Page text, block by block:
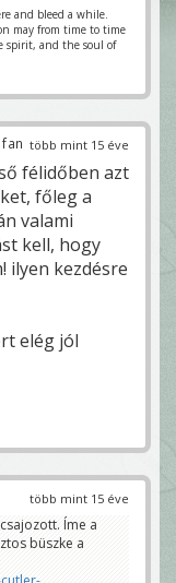
and bleed a while.
may from time to time
spirit, and the soul of
több mint 15 éve
félidőben azt
főleg a
valami
kell, hogy
ilyen kezdésre
elég jól
több mint 15 éve
Íme a
büszke a